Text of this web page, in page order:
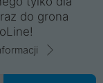
Działamy
siedzibę
Cała
jest
albo laptopa w
do grona